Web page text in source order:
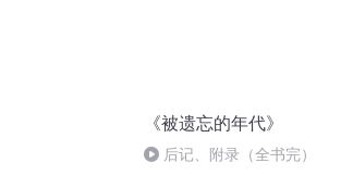
《被遗忘的年代》
后记、附录（全书完）